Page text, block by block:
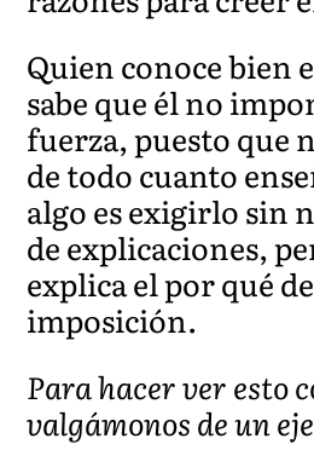
Quien conoce bien
sabe que él no
fuerza, puesto que
de todo cuanto
algo es exigirlo sin
de explicaciones,
explica el por qué
imposición.
Para hacer ver esto
valgámonos de un